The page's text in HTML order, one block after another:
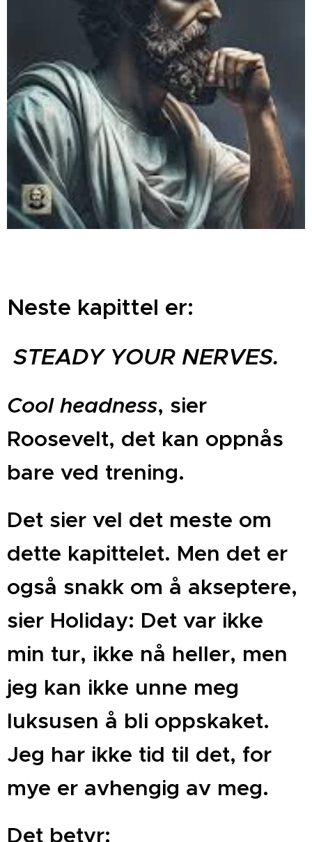
Neste kapittel er:
STEADY YOUR NERVES.
Cool headness, sier
Roosevelt, det kan oppnås
bare ved trening.
Det sier vel det meste om
dette kapittelet. Men det er
også snakk om å akseptere,
sier Holiday: Det var ikke
min tur, ikke nå heller, men
jeg kan ikke unne meg
luksusen å bli oppskaket.
Jeg har ikke tid til det, for
mye er avhengig av meg.
Det betyr: